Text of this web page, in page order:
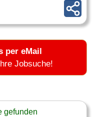
per eMail
Jobsuche!
gefunden